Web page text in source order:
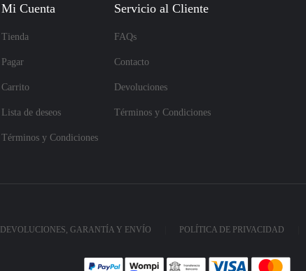
Mi Cuenta
Tienda
Pagar
Carrito
Lista de deseos
Términos y Condiciones
Servicio al Cliente
FAQs
Contacto
Devoluciones
Términos y Condiciones
DEVOLUCIONES, GARANTÍA Y ENVÍO POLÍTICA DE PRIVACIDAD